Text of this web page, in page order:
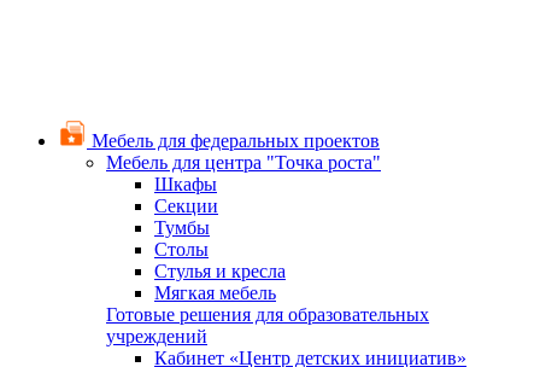
Мебель для федеральных проектов
Мебель для центра "Точка роста"
Шкафы
Секции
Тумбы
Столы
Стулья и кресла
Мягкая мебель
Готовые решения для образовательных
учреждений
Кабинет «Центр детских инициатив»